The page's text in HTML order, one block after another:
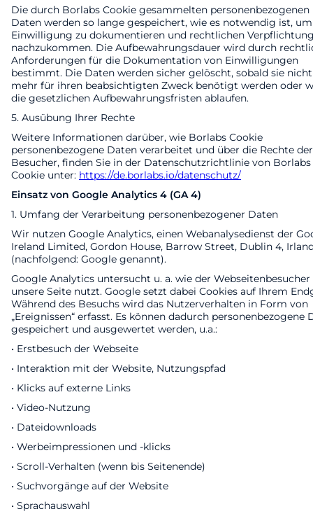
Die durch Borlabs Cookie gesammelten personenbezogenen
Daten werden so lange gespeichert, wie es notwendig ist,
Einwilligung zu dokumentieren und rechtlichen
nachzukommen. Die Aufbewahrungsdauer wird durch
Anforderungen für die Dokumentation von Einwilligungen
bestimmt. Die Daten werden sicher gelöscht, sobald sie nicht
mehr für ihren beabsichtigten Zweck benötigt werden oder
die gesetzlichen Aufbewahrungsfristen ablaufen.
5. Ausübung Ihrer Rechte
Weitere Informationen darüber, wie Borlabs Cookie
personenbezogene Daten verarbeitet und über die Rechte der
Besucher, finden Sie in der Datenschutzrichtlinie von Borlabs
Cookie unter: https://de.borlabs.io/datenschutz/
Einsatz von Google Analytics 4 (GA 4)
1. Umfang der Verarbeitung personenbezogener Daten
Wir nutzen Google Analytics, einen Webanalysedienst der
Ireland Limited, Gordon House, Barrow Street, Dublin 4,
(nachfolgend: Google genannt).
Google Analytics untersucht u. a. wie der Webseitenbesucher
unsere Seite nutzt. Google setzt dabei Cookies auf Ihrem
Während des Besuchs wird das Nutzerverhalten in Form von
„Ereignissen“ erfasst. Es können dadurch personenbezogene
gespeichert und ausgewertet werden, u.a.:
• Erstbesuch der Webseite
• Interaktion mit der Website, Nutzungspfad
• Klicks auf externe Links
• Video-Nutzung
• Dateidownloads
• Werbeimpressionen und -klicks
• Scroll-Verhalten (wenn bis Seitenende)
• Suchvorgänge auf der Website
• Sprachauswahl